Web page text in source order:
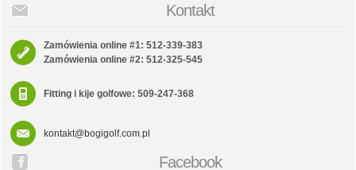
Kontakt
Zamówienia online #1: 512-339-383
Zamówienia online #2: 512-325-545
Fitting i kije golfowe: 509-247-368
kontakt@bogigolf.com.pl
Facebook